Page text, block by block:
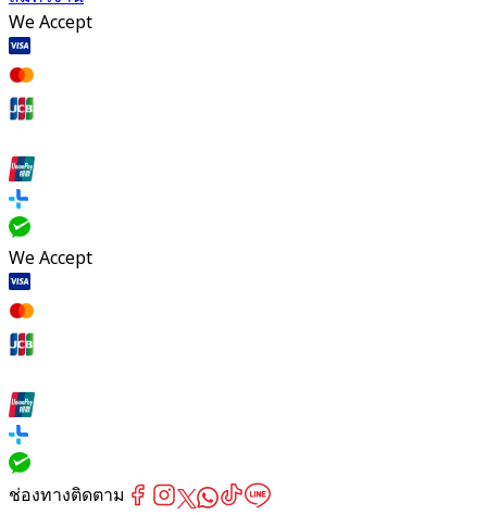
We Accept
We Accept
ช่องทางติดตาม